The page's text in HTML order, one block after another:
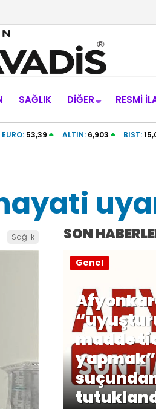
SAĞLIK DIĞER RESMI
uyuşturucu çıktı
EURO: 53,39 ALTIN: 6,903 BIST:
Sağlık SON
madde
yapmak”
Genel